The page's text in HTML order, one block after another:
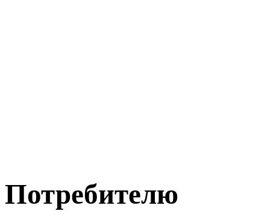
Потребителю